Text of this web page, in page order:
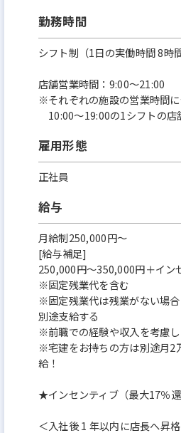
勤務時間
シフト制（1日の実働時間 8時間
店舗営業時間：9:00～21:00
※それぞれの施設の営業時間
10:00～19:00の1シフトの店
雇用形態
正社員
給与
月給制250,000円～
[給与補足]
250,000円～350,000円＋イン
※固定残業代を含む
※固定残業代は残業がない場
別途支給する
※前職での経験や収入を考慮
※宅建をお持ちの方は別途月2
給！
★インセンティブ（最大17％還
＜入社後 1 年以内に店長へ昇